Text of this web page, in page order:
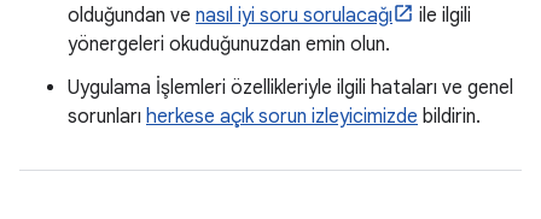
olduğundan ve nasıl iyi soru sorulacağı
ile ilgili
yönergeleri okuduğunuzdan emin olun.
Uygulama İşlemleri özellikleriyle ilgili hataları ve genel
sorunları herkese açık sorun izleyicimizde bildirin.